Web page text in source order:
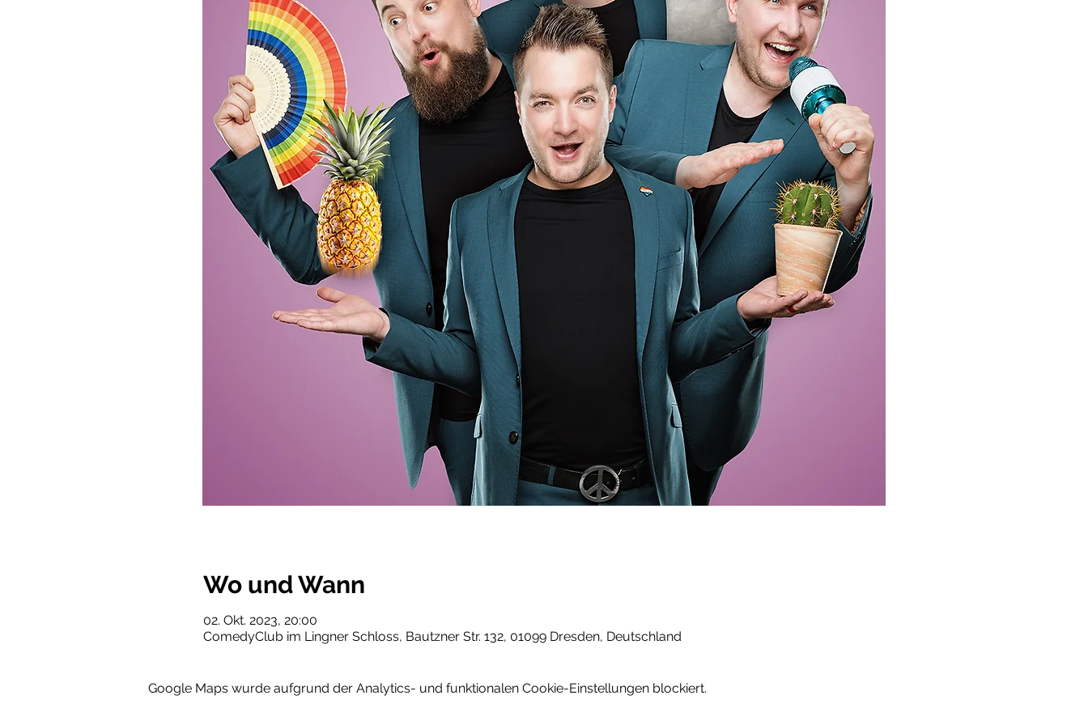
Wo und Wann
02. Okt. 2023, 20:00
ComedyClub im Lingner Schloss, Bautzner Str. 132, 01099 Dresden, Deutschland
Google Maps wurde aufgrund der Analytics- und funktionalen Cookie-Einstellungen blockiert.